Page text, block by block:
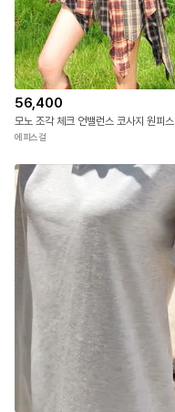
56,400
모노 조각 체크 언밸런스 코사지 원피스
에피스걸